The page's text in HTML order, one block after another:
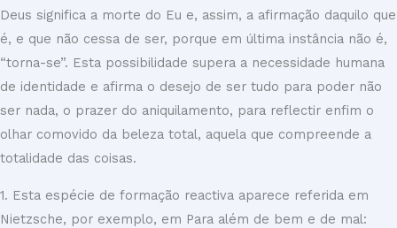
Deus significa a morte do Eu e, assim, a afirmação daquilo que
é, e que não cessa de ser, porque em última instância não é,
“torna-se”. Esta possibilidade supera a necessidade humana
de identidade e afirma o desejo de ser tudo para poder não
ser nada, o prazer do aniquilamento, para reflectir enfim o
olhar comovido da beleza total, aquela que compreende a
totalidade das coisas.
1. Esta espécie de formação reactiva aparece referida em
Nietzsche, por exemplo, em Para além de bem e de mal: